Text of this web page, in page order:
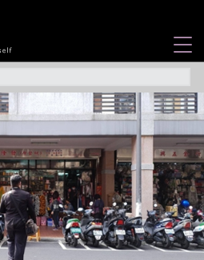
觀點專欄
焦點企劃
社會企業
認識我們